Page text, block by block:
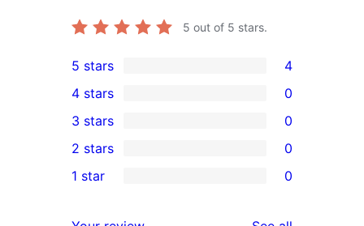
5 out of 5 stars.
4
5-
star
reviews
5 stars 4
4-
star
reviews
4 stars 0
0
3-
star
3 stars 0
2-
2 stars 0
1 star 0